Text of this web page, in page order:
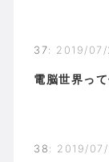
37: 2019/07/
電脳世界っ
38 : 2019/